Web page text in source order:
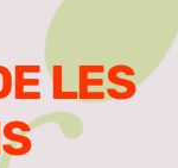
LES